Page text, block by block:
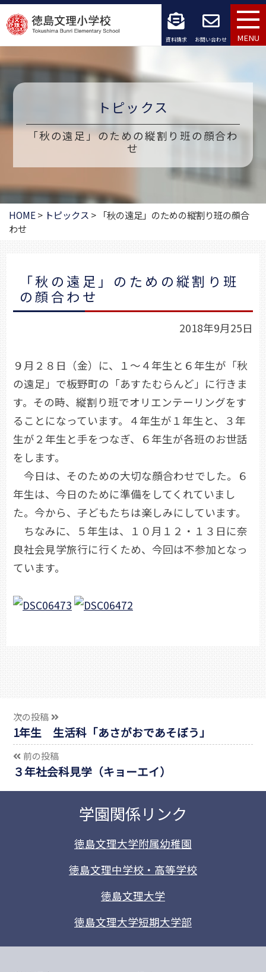
コ
ン
テ
へ
ッ
プ
資料請求 お問い合わせ MENU
トピックス
「秋の遠足」のための縦割り班の顔合わ
せ
HOME> トピックス > 「秋の遠足」のための縦割り班の顔合
わせ
「秋の遠足」のための縦割り班
の顔合わせ
2018年9月25日
９月２８日（金）に、１～４年生と６年生が「秋
の遠足」で板野町の「あすたむらんど」に行きま
す。その時、縦割り班でオリエンテーリングをす
ることになっています。４年生が１年生と、３年
生が２年生と手をつなぎ、６年生が各班のお世話
をします。
今日は、そのための大切な顔合わせでした。６
年生は、今日のために準備をしてくれていまし
た。今から、子どもたちは楽しみにしています。
ちなみに、５年生は、１０月１２・１３日に奈
良社会見学旅行に行くため、今回は不参加となっ
ています。
次の投稿
1年生 生活科「あさがおであそぼう」
前の投稿
３年社会科見学（キョーエイ）
学園関係リンク
徳島文理大学附属幼稚園
徳島文理中学校・高等学校
徳島文理大学
徳島文理大学短期大学部